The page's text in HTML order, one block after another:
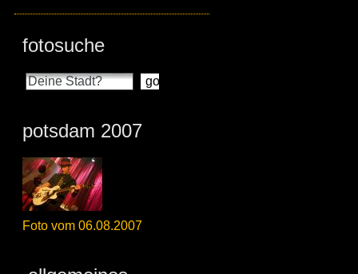
fotosuche
potsdam 2007
Foto vom 06.08.2007